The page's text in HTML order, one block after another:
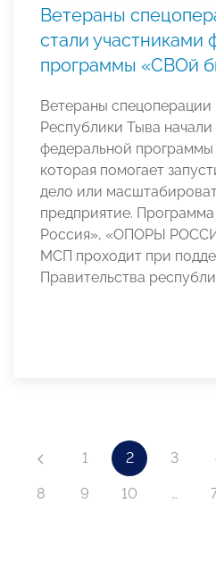
Ветераны
стали участниками
программы «СВОй
Ветераны спецоперации
Республики Тыва
федеральной программы
которая помогает
дело или
предприятие.
Россия», «ОПОРЫ
МСП проходит при
Правительства
1 2 3
8 9 10 …